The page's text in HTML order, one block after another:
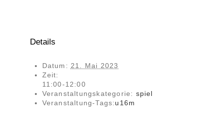
Details
Datum: 21. Mai 2023
Zeit:
11:00-12:00
Veranstaltungskategorie: spiel
Veranstaltung-Tags:u16m